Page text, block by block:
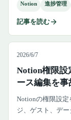
Notion 進捗管理
記事を読む
2026/6/7
Notion権限設
ース編集を
Notionの権限設定
ジ、ゲスト、デ